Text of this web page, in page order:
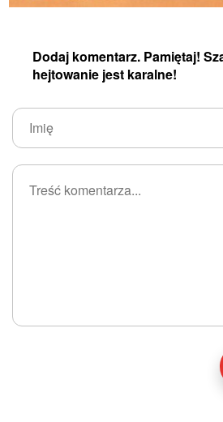
Dodaj komentarz. Pamiętaj!
hejtowanie jest karalne!